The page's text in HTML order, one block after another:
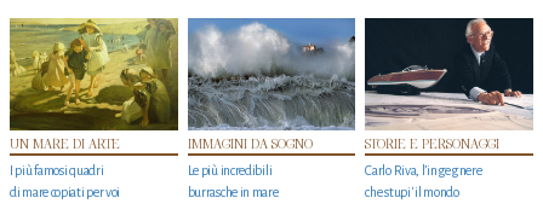
UN MARE DI ARTE
I più famosi quadri
di mare copiati per voi
IMMAGINI DA SOGNO
Le più incredibili
burrasche in mare
STORIE E PERSONAGGI
Carlo Riva, l’ingegnere
che stupi' il mondo